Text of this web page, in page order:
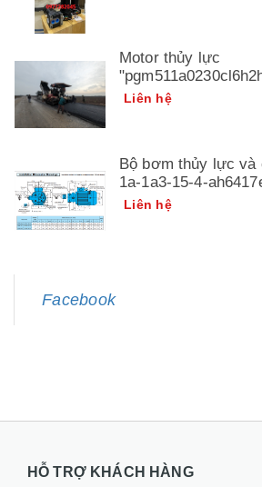
Motor thủy lực
3349211141" parker
Liên hệ
Bộ bơm thủy lực và
1a-1a3-15-4-
Liên hệ
Facebook
HỖ TRỢ KHÁCH HÀNG